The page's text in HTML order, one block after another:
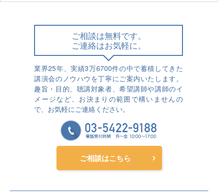
ご相談は無料です。
ご連絡はお気軽に。
業界25年、実績3万6700件の中で蓄積してきた
講演会のノウハウを丁寧にご案内いたします。
趣旨・目的、聴講対象者、希望講師や講師のイ
メージなど、お決まりの範囲で構いませんの
で、お気軽にご連絡ください。
ご相談はこちら